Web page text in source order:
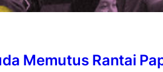
Memutus Rantai